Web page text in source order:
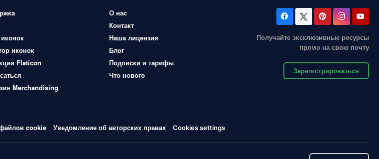
иконок
Flaticon
Merchandising
О нас
Контакт
Наша лицензия
Блог
Подписки и тарифы
Что нового
Получайте эксклюзивные ресурсы
прямо на свою почту
Зарегистрироваться
cookie Уведомление об авторских правах Cookies settings